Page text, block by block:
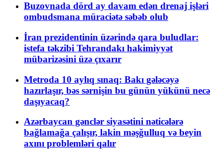
Buzovnada dörd ay davam edən drenaj işləri
ombudsmana müraciətə səbəb olub
İran prezidentinin üzərində qara buludlar:
istefa təkzibi Tehrandakı hakimiyyət
mübarizəsini üzə çıxarır
Metroda 10 aylıq sınaq: Bakı gələcəyə
hazırlaşır, bəs sərnişin bu günün yükünü necə
daşıyacaq?
Azərbaycan gənclər siyasətini nəticələrə
bağlamağa çalışır, lakin məşğulluq və beyin
axını problemləri qalır